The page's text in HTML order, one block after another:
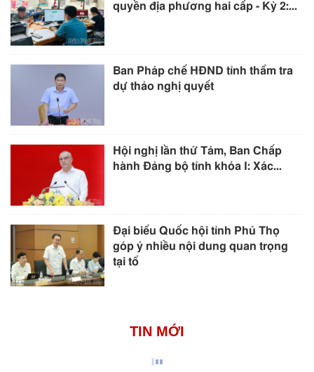
quyền địa phương hai cấp - Kỳ 2:...
Ban Pháp chế HĐND tỉnh thẩm tra
dự thảo nghị quyết
Hội nghị lần thứ Tám, Ban Chấp
hành Đảng bộ tỉnh khóa I: Xác...
Đại biểu Quốc hội tỉnh Phú Thọ
góp ý nhiều nội dung quan trọng
tại tổ
TIN MỚI